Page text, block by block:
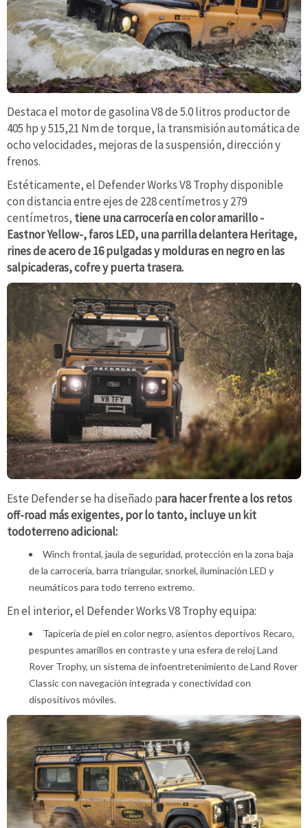
Destaca el motor de gasolina V8 de 5.0 litros productor de
405 hp y 515,21 Nm de torque, la transmisión automática de
ocho velocidades, mejoras de la suspensión, dirección y
frenos.
Estéticamente, el Defender Works V8 Trophy disponible
con distancia entre ejes de 228 centímetros y 279
centímetros, tiene una carrocería en color amarillo -
Eastnor Yellow-, faros LED, una parrilla delantera Heritage,
rines de acero de 16 pulgadas y molduras en negro en las
salpicaderas, cofre y puerta trasera.
Este Defender se ha diseñado para hacer frente a los retos
off-road más exigentes, por lo tanto, incluye un kit
todoterreno adicional:
Winch frontal, jaula de seguridad, protección en la zona baja
de la carrocería, barra triangular, snorkel, iluminación LED y
neumáticos para todo terreno extremo.
En el interior, el Defender Works V8 Trophy equipa:
Tapicería de piel en color negro, asientos deportivos Recaro,
pespuntes amarillos en contraste y una esfera de reloj Land
Rover Trophy, un sistema de infoentretenimiento de Land Rover
Classic con navegación integrada y conectividad con
dispositivos móviles.